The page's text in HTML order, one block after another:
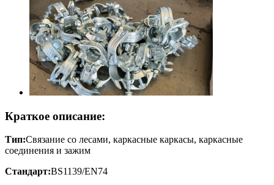
Краткое описание:
Тип:Связание со лесами, каркасные каркасы, каркасные
соединения и зажим
Стандарт:BS1139/EN74